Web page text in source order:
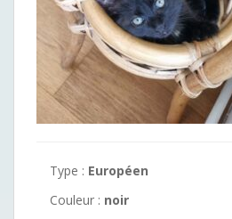
Type : Européen
Couleur : noir